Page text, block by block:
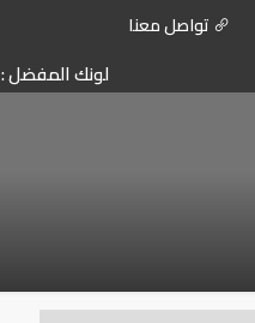
تواصل معنا
لونك المفضل :